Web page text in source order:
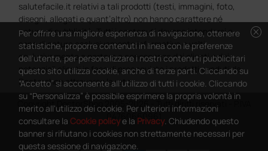
salutefacile.it relativi a tali prodotti (testi, immagini, foto,
disegni, allegati e quant’altro) non hanno carattere né
natura di pubblicità. Tutti i contenuti devono intendersi e
sono di natura esclusivamente informativa e volti
esclusivamente a portare a conoscenza dei clienti e dei
potenziali clienti in fase di preacquisto i prodotti venduti da
Doctorshop attraverso la rete.
Copyright DoctorShop 2005-2026 - Tutti diritti riservati - P.IVA
04760660961
cancel
Per offrire una migliore esperienza di navigazione, ottenere
statistiche, proporre contenuti in linea con le preferenze
dell'utente, per personalizzare i nostri contenuti pubblicitari
questo sito utilizza cookie, anche di terze parti. Cliccando su
“Accetto” si acconsente all'utilizzo di tutti i cookie. Cliccando
su “Personalizza” è possibile esprimere la propria volontà in
merito all'utilizzo dei cookie. Per ulteriori informazioni
consultare la Cookie policye la Privacy. Chiudendo questo
banner si rifiutano i cookies non strettamente necessari per
questa sessione di navigazione.